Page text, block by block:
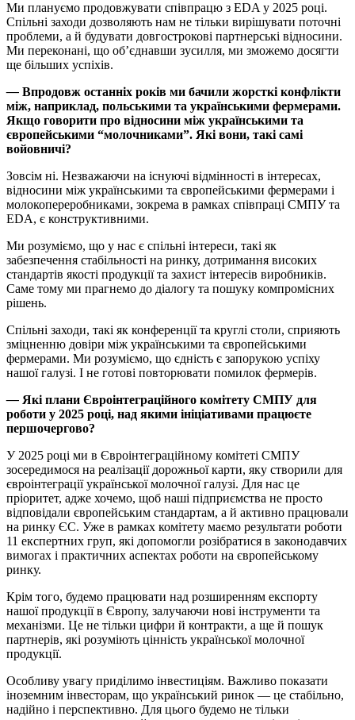
Ми плануємо продовжувати співпрацю з EDA у 2025 році.
Спільні заходи дозволяють нам не тільки вирішувати поточні
проблеми, а й будувати довгострокові партнерські відносини.
Ми переконані, що об’єднавши зусилля, ми зможемо досягти
ще більших успіхів.
— Впродовж останніх років ми бачили жорсткі конфлікти
між, наприклад, польськими та українськими фермерами.
Якщо говорити про відносини між українськими та
європейськими “молочниками”. Які вони, такі самі
войовничі?
Зовсім ні. Незважаючи на існуючі відмінності в інтересах,
відносини між українськими та європейськими фермерами і
молокопереробниками, зокрема в рамках співпраці СМПУ та
EDA, є конструктивними.
Ми розуміємо, що у нас є спільні інтереси, такі як
забезпечення стабільності на ринку, дотримання високих
стандартів якості продукції та захист інтересів виробників.
Саме тому ми прагнемо до діалогу та пошуку компромісних
рішень.
Спільні заходи, такі як конференції та круглі столи, сприяють
зміцненню довіри між українськими та європейськими
фермерами. Ми розуміємо, що єдність є запорукою успіху
нашої галузі. І не готові повторювати помилок фермерів.
— Які плани Євроінтеграційного комітету СМПУ для
роботи у 2025 році, над якими ініціативами працюєте
першочергово?
У 2025 році ми в Євроінтеграційному комітеті СМПУ
зосередимося на реалізації дорожньої карти, яку створили для
євроінтеграції української молочної галузі. Для нас це
пріоритет, адже хочемо, щоб наші підприємства не просто
відповідали європейським стандартам, а й активно працювали
на ринку ЄС. Уже в рамках комітету маємо результати роботи
11 експертних груп, які допомогли розібратися в законодавчих
вимогах і практичних аспектах роботи на європейському
ринку.
Крім того, будемо працювати над розширенням експорту
нашої продукції в Європу, залучаючи нові інструменти та
механізми. Це не тільки цифри й контракти, а ще й пошук
партнерів, які розуміють цінність української молочної
продукції.
Особливу увагу приділимо інвестиціям. Важливо показати
іноземним інвесторам, що український ринок — це стабільно,
надійно і перспективно. Для цього будемо не тільки